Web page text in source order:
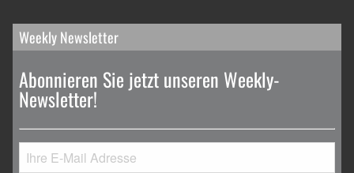
Weekly Newsletter
Abonnieren Sie jetzt unseren Weekly-
Newsletter!